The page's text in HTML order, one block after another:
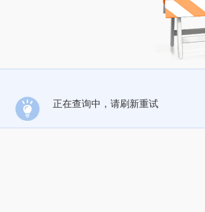
正在查询中，请刷新重试